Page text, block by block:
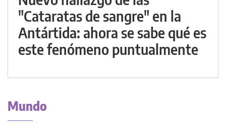
"Cataratas de sangre" en la
Antártida: ahora se sabe qué es
este fenómeno puntualmente
Mundo